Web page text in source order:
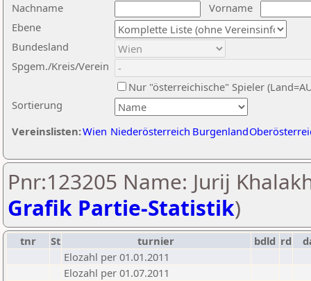
Nachname
Vorname
Ebene
Sortierung
Bundesland
Spgem./Kreis/Verein
Nur "österreichische" Spieler
Vereinslisten:Wien Niederösterreich Burgenland
Pnr:123205 Name: Jurij
Grafik Partie-Statistik)
tnr St turnier bdld rd
Elozahl per 01.01.2011
Elozahl per 01.07.2011